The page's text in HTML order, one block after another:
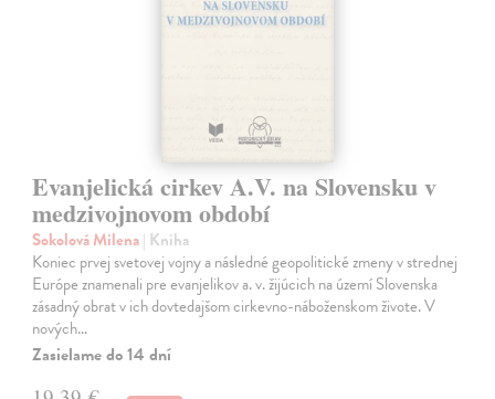
Evanjelická cirkev A.V. na Slovensku v
medzivojnovom období
Sokolová Milena| Kniha
Koniec prvej svetovej vojny a následné geopolitické zmeny v strednej
Európe znamenali pre evanjelikov a. v. žijúcich na území Slovenska
zásadný obrat v ich dovtedajšom cirkevno-náboženskom živote. V
nových…
Zasielame do 14 dní